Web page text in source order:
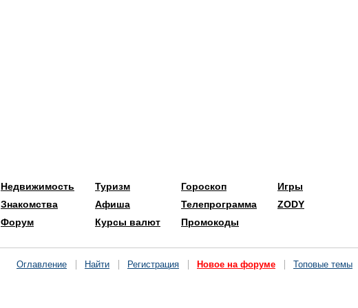
Недвижимость
Знакомства
Форум
Туризм
Афиша
Курсы валют
Гороскоп
Телепрограмма
Промокоды
Игры
ZODY
Оглавление Найти Регистрация Новое на форуме Топовые темы